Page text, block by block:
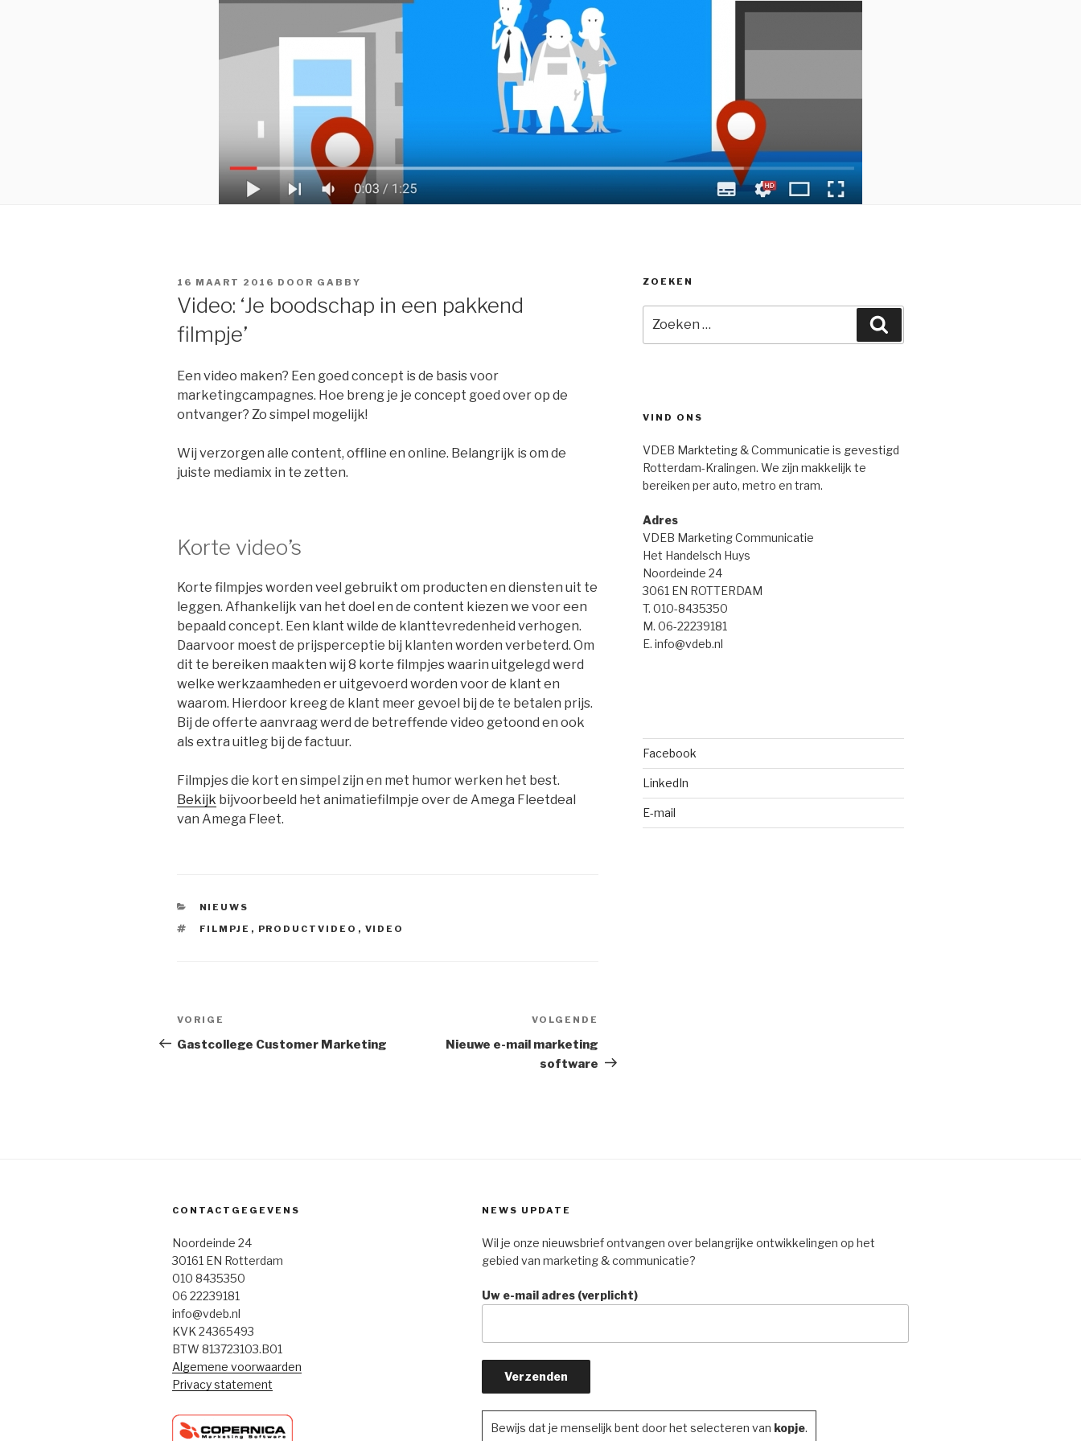
GEPLAATST
16 MAART 2016 DOOR GABBY
Video: ‘Je boodschap in een pakkend
filmpje’
Een video maken? Een goed concept is de basis voor
marketingcampagnes. Hoe breng je je concept goed over op de
ontvanger? Zo simpel mogelijk!
Wij verzorgen alle content, offline en online. Belangrijk is om de
juiste mediamix in te zetten.
Korte video’s
Korte filmpjes worden veel gebruikt om producten en diensten uit te
leggen. Afhankelijk van het doel en de content kiezen we voor een
bepaald concept. Een klant wilde de klanttevredenheid verhogen.
Daarvoor moest de prijsperceptie bij klanten worden verbeterd. Om
dit te bereiken maakten wij 8 korte filmpjes waarin uitgelegd werd
welke werkzaamheden er uitgevoerd worden voor de klant en
waarom. Hierdoor kreeg de klant meer gevoel bij de te betalen prijs.
Bij de offerte aanvraag werd de betreffende video getoond en ook
als extra uitleg bij de factuur.
Filmpjes die kort en simpel zijn en met humor werken het best.
Bekijk bijvoorbeeld het animatiefilmpje over de Amega Fleetdeal
van Amega Fleet.
CATEGORIEËN
NIEUWS
TAGS
FILMPJE , PRODUCTVIDEO , VIDEO
Bericht
navigatie
Vorig
bericht
VORIGE
Gastcollege Customer Marketing
VOLGENDE
Nieuwe e-mail marketing
software
ZOEKEN
naar:
VIND ONS
VDEB Markteting & Communicatie is gevestigd
Rotterdam-Kralingen. We zijn makkelijk te
bereiken per auto, metro en tram.
Adres
VDEB Marketing Communicatie
Het Handelsch Huys
Noordeinde 24
3061 EN ROTTERDAM
T. 010-8435350
M. 06-22239181
E. info@vdeb.nl
Facebook
LinkedIn
E-mail
CONTACTGEGEVENS
Noordeinde 24
30161 EN Rotterdam
010 8435350
06 22239181
info@vdeb.nl
KVK 24365493
BTW 813723103.B01
Algemene voorwaarden
Privacy statement
NEWS UPDATE
Wil je onze nieuwsbrief ontvangen over belangrijke ontwikkelingen op het
gebied van marketing & communicatie?
Uw e-mail adres (verplicht)
Bewijs dat je menselijk bent door het selecteren van kopje.